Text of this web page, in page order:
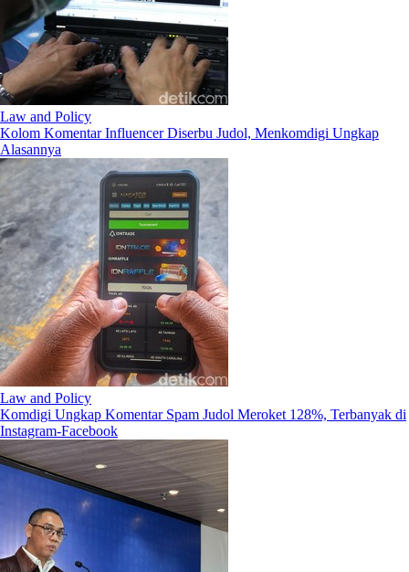
Law and Policy
Kolom Komentar Influencer Diserbu Judol, Menkomdigi Ungkap
Alasannya
Law and Policy
Komdigi Ungkap Komentar Spam Judol Meroket 128%, Terbanyak di
Instagram-Facebook